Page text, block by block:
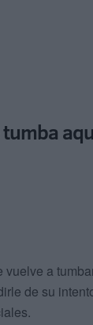
a
de su